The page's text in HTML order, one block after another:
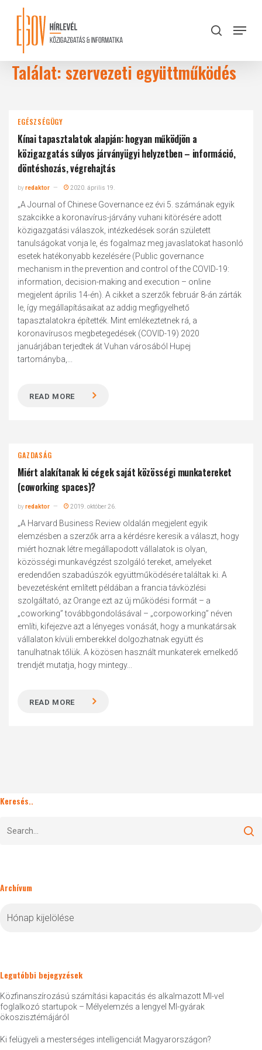
content
search
Menu
Találat: szervezeti együttműködés
EGÉSZSÉGÜGY
Kínai tapasztalatok alapján: hogyan működjön a
közigazgatás súlyos járványügyi helyzetben – információ,
döntéshozás, végrehajtás
byredaktor 2020. április 19.
„A Journal of Chinese Governance ez évi 5. számának egyik
szakcikke a koronavírus-járvány vuhani kitörésére adott
közigazgatási válaszok, intézkedések során született
tanulságokat vonja le, és fogalmaz meg javaslatokat hasonló
esetek hatékonyabb kezelésére (Public governance
mechanism in the prevention and control of the COVID-19:
information, decision-making and execution – online
megjelent április 14-én). A cikket a szerzők február 8-án zárták
le, így megállapításaikat az addig megfigyelhető
tapasztalatokra építették. Mint emlékeztetnek rá, a
koronavírusos megbetegedések (COVID-19) 2020
januárjában terjedtek át Vuhan városából Hupej
tartományba,...
READ MORE
GAZDASÁG
Miért alakítanak ki cégek saját közösségi munkatereket
(coworking spaces)?
byredaktor 2019. október 26.
„A Harvard Business Review oldalán megjelent egyik
elemzésben a szerzők arra a kérdésre keresik a választ, hogy
miért hoznak létre megállapodott vállalatok is olyan,
közösségi munkavégzést szolgáló tereket, amelyeket
eredendően szabadúszók együttműködésére találtak ki. A
bevezetésként említett példában a francia távközlési
szolgáltató, az Orange ezt az új működési formát – a
„coworking” továbbgondolásával – „corpoworking” néven
említi, kifejezve azt a lényeges vonását, hogy a munkatársak
vállalaton kívüli emberekkel dolgozhatnak együtt és
tanulhatnak tőlük. A közösen használt munkaterek emelkedő
trendjét mutatja, hogy mintegy...
READ MORE
Keresés..
Archívum
Legutóbbi bejegyzések
Közfinanszírozású számítási kapacitás és alkalmazott MI-vel
foglalkozó startupok – Mélyelemzés a lengyel MI-gyárak
ökoszisztémájáról
Ki felügyeli a mesterséges intelligenciát Magyarországon?
Close